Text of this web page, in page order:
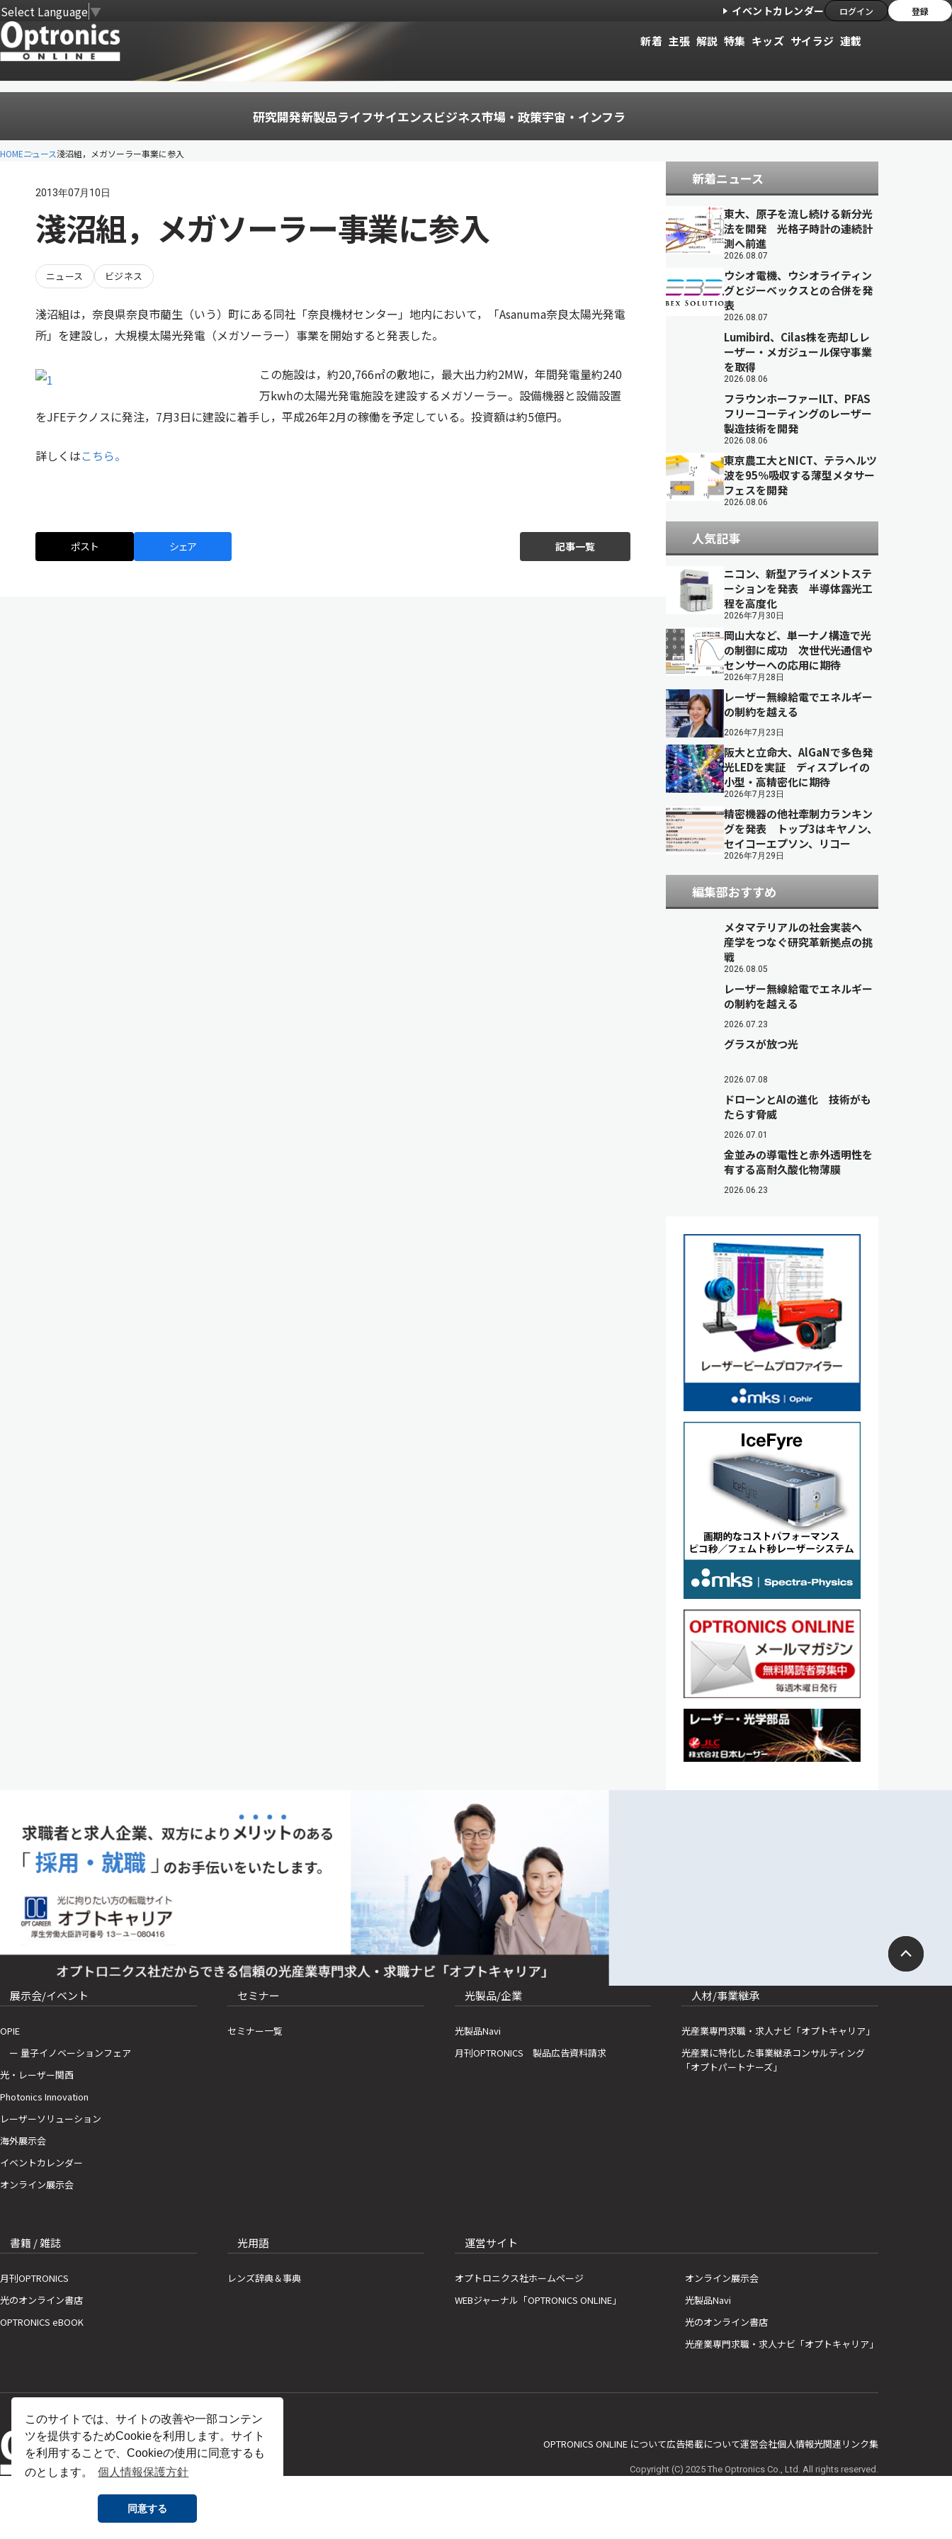
このサイトでは、サイトの改善や一部コンテン
ツを提供するためCookieを利用します。サイト
を利用することで、Cookieの使用に同意するも
のとします。
個人情報保護方針
同意する
Select Language▼ イベントカレンダー ログイン 登録
新着 主張 解説 特集 キッズ サイラジ 連載
研究開発新製品ライフサイエンスビジネス市場・政策宇宙・インフラ
HOMEニュース淺沼組，メガソーラー事業に参入
2013年07月10日
淺沼組，メガソーラー事業に参入
ニュース ビジネス
淺沼組は，奈良県奈良市藺生（いう）町にある同社「奈良機材センター」地内において，「Asanuma奈良太陽光発電
所」を建設し，大規模太陽光発電（メガソーラー）事業を開始すると発表した。
この施設は，約20,766㎡の敷地に，最大出力約2MW，年間発電量約240
万kwhの太陽光発電施設を建設するメガソーラー。設備機器と設備設置
をJFEテクノスに発注，7月3日に建設に着手し，平成26年2月の稼働を予定している。投資額は約5億円。
詳しくはこちら。
ポスト シェア 記事一覧
新着ニュース
東大、原子を流し続ける新分光
法を開発 光格子時計の連続計
測へ前進
2026.08.07
ウシオ電機、ウシオライティン
グとジーベックスとの合併を発
表
2026.08.07
Lumibird、Cilas株を売却しレ
ーザー・メガジュール保守事業
を取得
2026.08.06
フラウンホーファーILT、PFAS
フリーコーティングのレーザー
製造技術を開発
2026.08.06
東京農工大とNICT、テラヘルツ
波を95％吸収する薄型メタサー
フェスを開発
2026.08.06
人気記事
ニコン、新型アライメントステ
ーションを発表 半導体露光工
程を高度化
2026年7月30日
岡山大など、単一ナノ構造で光
の制御に成功 次世代光通信や
センサーへの応用に期待
2026年7月28日
レーザー無線給電でエネルギー
の制約を越える
2026年7月23日
阪大と立命大、AlGaNで多色発
光LEDを実証 ディスプレイの
小型・高精密化に期待
2026年7月23日
精密機器の他社牽制力ランキン
グを発表 トップ3はキヤノン、
セイコーエプソン、リコー
2026年7月29日
編集部おすすめ
メタマテリアルの社会実装へ
産学をつなぐ研究革新拠点の挑
戦
2026.08.05
レーザー無線給電でエネルギー
の制約を越える
2026.07.23
グラスが放つ光
2026.07.08
ドローンとAIの進化 技術がも
たらす脅威
2026.07.01
金並みの導電性と赤外透明性を
有する高耐久酸化物薄膜
2026.06.23
展示会/イベント
OPIE
ー 量子イノベーションフェア
光・レーザー関西
Photonics Innovation
レーザーソリューション
海外展示会
イベントカレンダー
オンライン展示会
セミナー
セミナー一覧
光製品/企業
光製品Navi
月刊OPTRONICS 製品広告資料請求
人材/事業継承
光産業専門求職・求人ナビ「オプトキャリア」
光産業に特化した事業継承コンサルティング
「オプトパートナーズ」
書籍 / 雑誌
月刊OPTRONICS
光のオンライン書店
OPTRONICS eBOOK
光用語
レンズ辞典＆事典
運営サイト
オプトロニクス社ホームページ
WEBジャーナル「OPTRONICS ONLINE」
オンライン展示会
光製品Navi
光のオンライン書店
光産業専門求職・求人ナビ「オプトキャリア」
OPTRONICS ONLINE について広告掲載について運営会社個人情報光関連リンク集
Copyright (C) 2025 The Optronics Co., Ltd. All rights reserved.